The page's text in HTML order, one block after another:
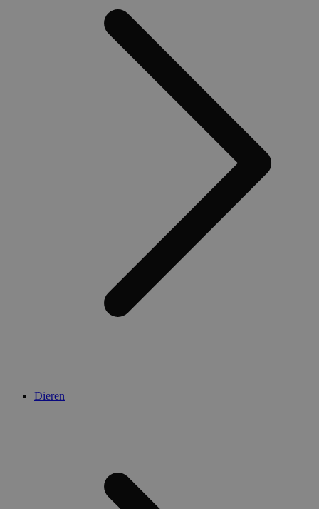
Dieren